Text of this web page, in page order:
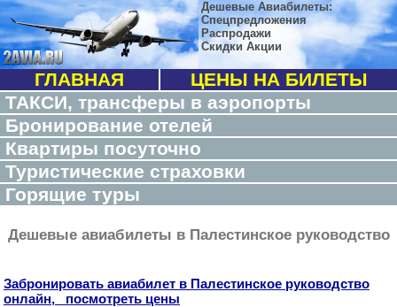
Дешевые Авиабилеты:
Спецпредложения
Распродажи
Скидки Акции
ГЛАВНАЯ
ЦЕНЫ НА БИЛЕТЫ
ТАКСИ, трансферы в аэропорты
Бронирование отелей
Квартиры посуточно
Туристические страховки
Горящие туры
Дешевые авиабилеты в Палестинское руководство
Забронировать авиабилет в Палестинское руководство
онлайн, посмотреть цены